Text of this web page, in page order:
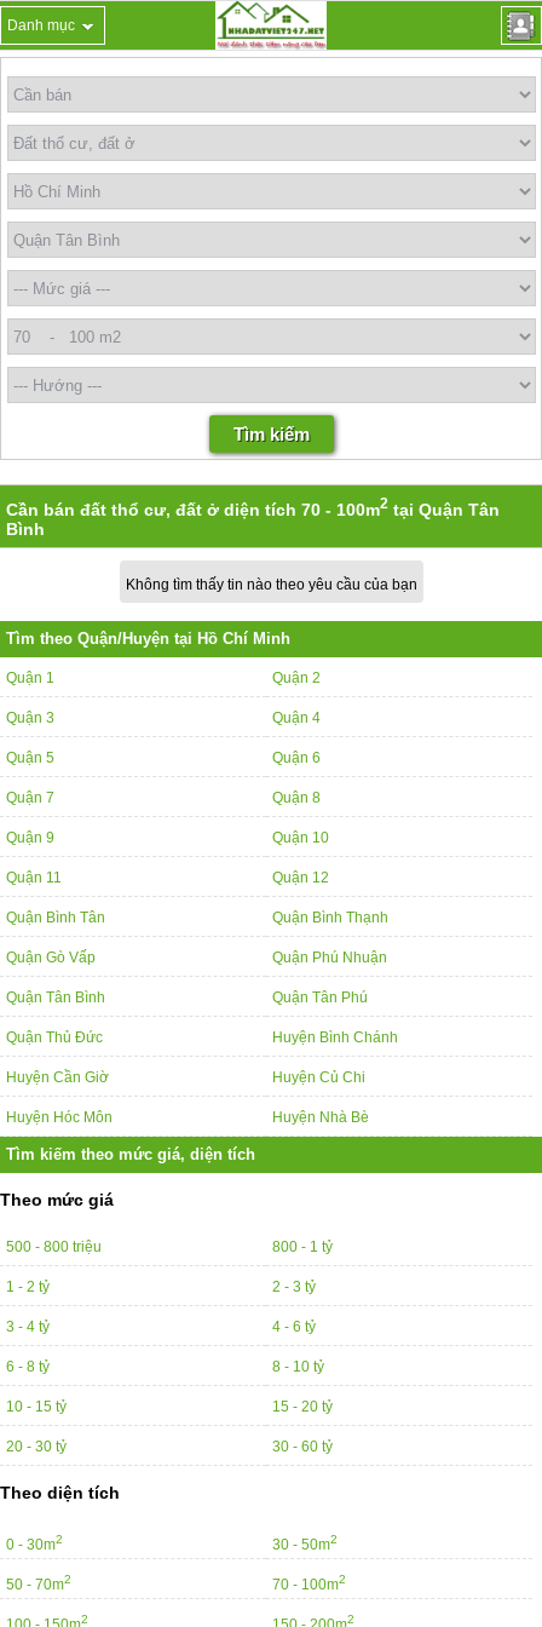
Danh mục
Cần bán đất thổ cư, đất ở diện tích 70 - 100m2 tại Quận Tân
Bình
Không tìm thấy tin nào theo yêu cầu của bạn
Tìm theo Quận/Huyện tại Hồ Chí Minh
Quận 1 Quận 2
Quận 3 Quận 4
Quận 5 Quận 6
Quận 7 Quận 8
Quận 9 Quận 10
Quận 11 Quận 12
Quận Bình Tân Quận Bình Thạnh
Quận Gò Vấp Quận Phú Nhuận
Quận Tân Bình Quận Tân Phú
Quận Thủ Đức Huyện Bình Chánh
Huyện Cần Giờ Huyện Củ Chi
Huyện Hóc Môn Huyện Nhà Bè
Tìm kiếm theo mức giá, diện tích
Theo mức giá
500 - 800 triệu 800 - 1 tỷ
1 - 2 tỷ 2 - 3 tỷ
3 - 4 tỷ 4 - 6 tỷ
6 - 8 tỷ 8 - 10 tỷ
10 - 15 tỷ 15 - 20 tỷ
20 - 30 tỷ 30 - 60 tỷ
Theo diện tích
0 - 30m2 30 - 50m2
50 - 70m2 70 - 100m2
2 2